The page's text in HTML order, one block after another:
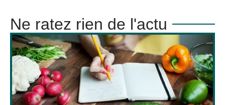
Ne ratez rien de l'actu